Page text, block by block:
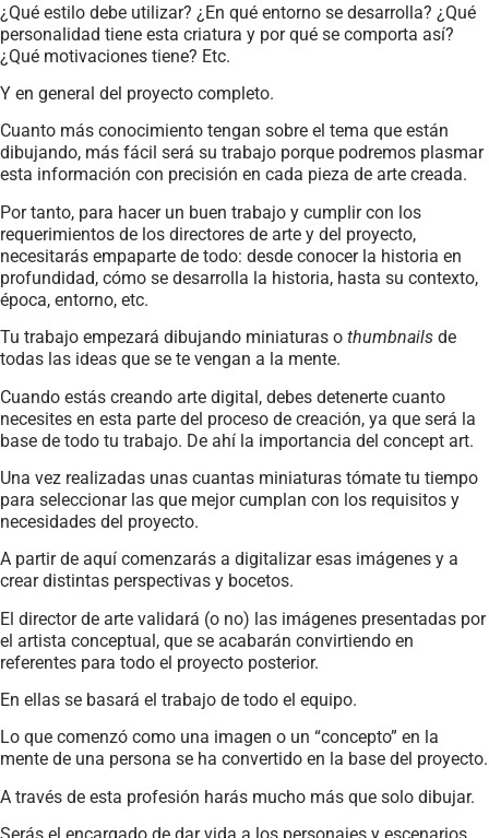
¿Qué estilo debe utilizar? ¿En qué entorno se desarrolla? ¿Qué
personalidad tiene esta criatura y por qué se comporta así?
¿Qué motivaciones tiene? Etc.
Y en general del proyecto completo.
Cuanto más conocimiento tengan sobre el tema que están
dibujando, más fácil será su trabajo porque podremos plasmar
esta información con precisión en cada pieza de arte creada.
Por tanto, para hacer un buen trabajo y cumplir con los
requerimientos de los directores de arte y del proyecto,
necesitarás empaparte de todo: desde conocer la historia en
profundidad, cómo se desarrolla la historia, hasta su contexto,
época, entorno, etc.
Tu trabajo empezará dibujando miniaturas o thumbnails de
todas las ideas que se te vengan a la mente.
Cuando estás creando arte digital, debes detenerte cuanto
necesites en esta parte del proceso de creación, ya que será la
base de todo tu trabajo. De ahí la importancia del concept art.
Una vez realizadas unas cuantas miniaturas tómate tu tiempo
para seleccionar las que mejor cumplan con los requisitos y
necesidades del proyecto.
A partir de aquí comenzarás a digitalizar esas imágenes y a
crear distintas perspectivas y bocetos.
El director de arte validará (o no) las imágenes presentadas por
el artista conceptual, que se acabarán convirtiendo en
referentes para todo el proyecto posterior.
En ellas se basará el trabajo de todo el equipo.
Lo que comenzó como una imagen o un “concepto” en la
mente de una persona se ha convertido en la base del proyecto.
A través de esta profesión harás mucho más que solo dibujar.